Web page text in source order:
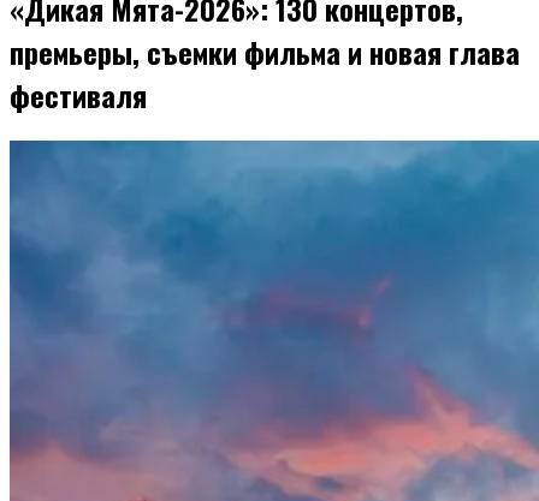
«Дикая Мята-2026»: 130 концертов,
премьеры, съемки фильма и новая глава
фестиваля